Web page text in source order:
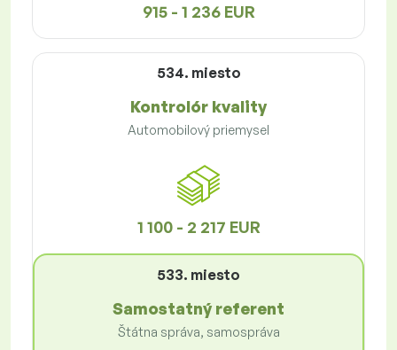
915 - 1 236 EUR
534. miesto
Kontrolór kvality
Automobilový priemysel
1 100 - 2 217 EUR
533. miesto
Samostatný referent
Štátna správa, samospráva